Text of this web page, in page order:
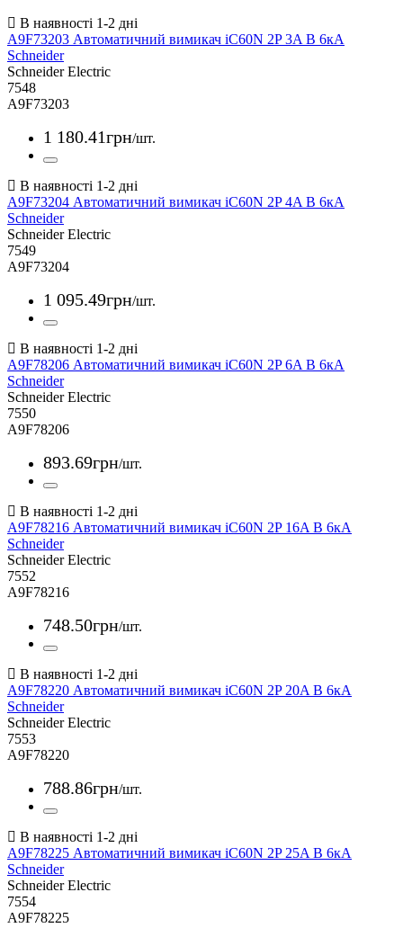
A9F73203 Автоматичний вимикач iC60N 2P 3A В 6кА
Schneider
Schneider Electric
7548
A9F73203
1 180.41грн/шт.
A9F73204 Автоматичний вимикач iC60N 2P 4A В 6кА
Schneider
Schneider Electric
7549
A9F73204
1 095.49грн/шт.
A9F78206 Автоматичний вимикач iC60N 2P 6A В 6кА
Schneider
Schneider Electric
7550
A9F78206
893.69грн/шт.
A9F78216 Автоматичний вимикач iC60N 2P 16A В 6кА
Schneider
Schneider Electric
7552
A9F78216
748.50грн/шт.
A9F78220 Автоматичний вимикач iC60N 2P 20A В 6кА
Schneider
Schneider Electric
7553
A9F78220
788.86грн/шт.
A9F78225 Автоматичний вимикач iC60N 2P 25A В 6кА
Schneider
Schneider Electric
7554
A9F78225